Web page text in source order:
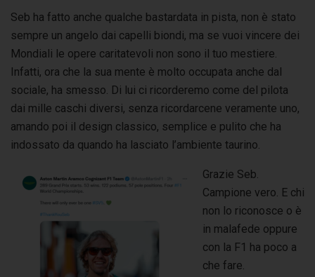
Seb ha fatto anche qualche bastardata in pista, non è stato
sempre un angelo dai capelli biondi, ma se vuoi vincere dei
Mondiali le opere caritatevoli non sono il tuo mestiere.
Infatti, ora che la sua mente è molto occupata anche dal
sociale, ha smesso. Di lui ci ricorderemo come del pilota
dai mille caschi diversi, senza ricordarcene veramente uno,
amando poi il design classico, semplice e pulito che ha
indossato da quando ha lasciato l’ambiente taurino.
Grazie Seb.
Campione vero. E chi
non lo riconosce o è
in malafede oppure
con la F1 ha poco a
che fare.